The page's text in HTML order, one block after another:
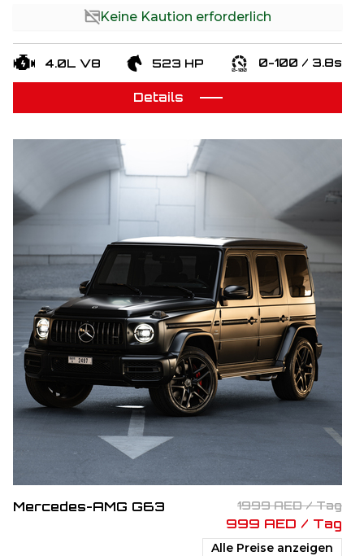
Keine Kaution erforderlich
4.0L V8 523 HP 0-100 / 3.8s
Details
Mercedes-AMG G63 1999 AED / Tag
999 AED / Tag
Alle Preise anzeigen